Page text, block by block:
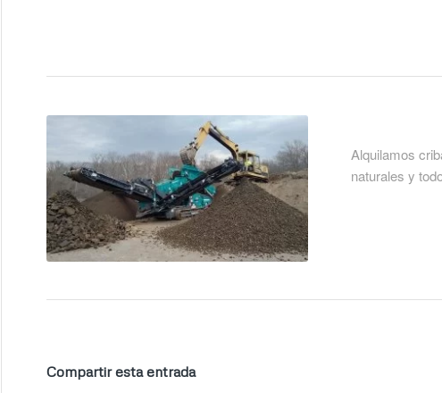
Alquilamos
naturales y
Compartir esta entrada